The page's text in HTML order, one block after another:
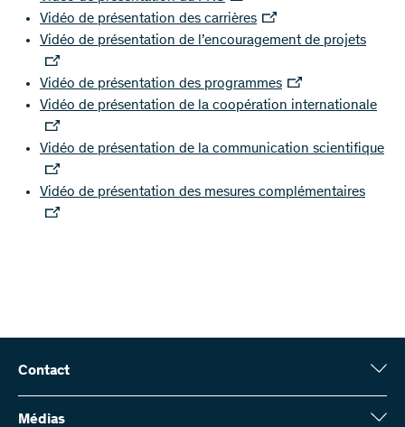
Vidéo de présentation des carrières
Vidéo de présentation de l’encouragement de projets
Vidéo de présentation des programmes
Vidéo de présentation de la coopération internationale
Vidéo de présentation de la communication scientifique
Vidéo de présentation des mesures complémentaires
Contact
Fonds national suisse (FNS)
Wildhainweg 3
Médias